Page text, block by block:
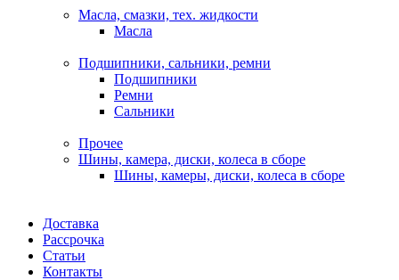
Масла, смазки, тех. жидкости
Масла
Подшипники, сальники, ремни
Подшипники
Ремни
Сальники
Прочее
Шины, камера, диски, колеса в сборе
Шины, камеры, диски, колеса в сборе
Доставка
Рассрочка
Статьи
Контакты